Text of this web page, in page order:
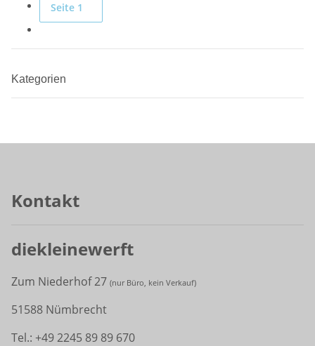
Seite 1
Kategorien
Kontakt
diekleinewerft
Zum Niederhof 27 (nur Büro, kein Verkauf)
51588 Nümbrecht
Tel.: +49 2245 89 89 670